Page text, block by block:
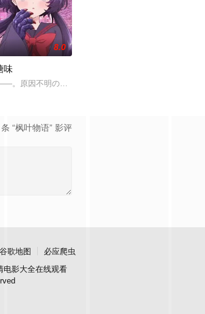
，但长男·源的态度却异常
球崩毁、走向灭亡之际，一名外星人独自逃往了地球
8.0
味
。原因不明の病に悩まされている女子高生・赤石黒
条 “枫叶物语” 影评
谷歌地图
必应爬虫
电影大全在线观看